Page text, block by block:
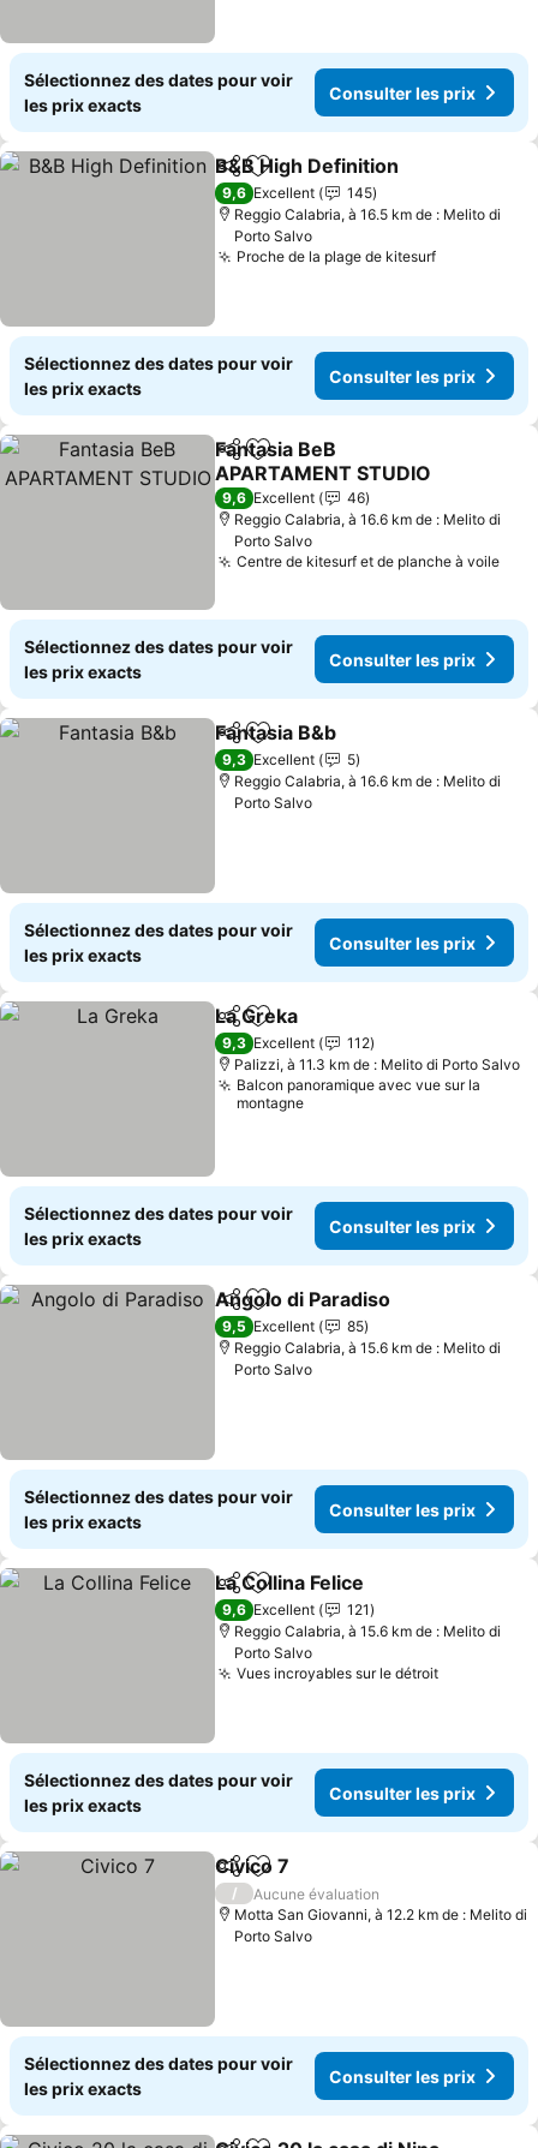
Sélectionnez des dates pour voir
les prix exacts
Consulter les prix
PartagerAjouter à mes favoris
B&B High Definition
9,6 Excellent
145
Reggio Calabria, à 16.5 km de : Melito di
Porto Salvo
Proche de la plage de kitesurfConsulter
Sélectionnez des dates pour voir
les prix exacts
Consulter les prix
PartagerAjouter à mes favoris
Fantasia BeB
APARTAMENT STUDIO
Consulter les prix
9,6 Excellent
46
Reggio Calabria, à 16.6 km de : Melito di
Porto Salvo
Centre de kitesurf et de planche à voile
Sélectionnez des dates pour voir
les prix exacts
Consulter les prix
PartagerAjouter à mes favoris
Fantasia B&b
9,3 Excellent
5
Reggio Calabria, à 16.6 km de : Melito di
Porto Salvo
Sélectionnez des dates pour voir
les prix exacts
Consulter les prix
PartagerAjouter à mes favoris
La Greka
9,3 Excellent
112
Palizzi, à 11.3 km de : Melito di Porto Salvo
Balcon panoramique avec vue sur la
montagne
Sélectionnez des dates pour voir
les prix exacts
Consulter les prix
PartagerAjouter à mes favoris
Angolo di Paradiso
9,5 Excellent
85
Reggio Calabria, à 15.6 km de : Melito di
Porto Salvo
Sélectionnez des dates pour voir
les prix exacts
Consulter les prix
PartagerAjouter à mes favoris
La Collina Felice
9,6 Excellent
121
Reggio Calabria, à 15.6 km de : Melito di
Porto Salvo
Vues incroyables sur le détroitConsulter
Sélectionnez des dates pour voir
les prix exacts
Consulter les prix
PartagerAjouter à mes favoris
Civico 7
/
Aucune évaluation
Motta San Giovanni, à 12.2 km de : Melito di
Porto Salvo
Sélectionnez des dates pour voir
les prix exacts
Consulter les prix